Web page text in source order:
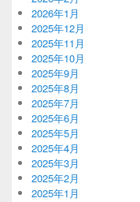
2026年1月
2025年12月
2025年11月
2025年10月
2025年9月
2025年8月
2025年7月
2025年6月
2025年5月
2025年4月
2025年3月
2025年2月
2025年1月